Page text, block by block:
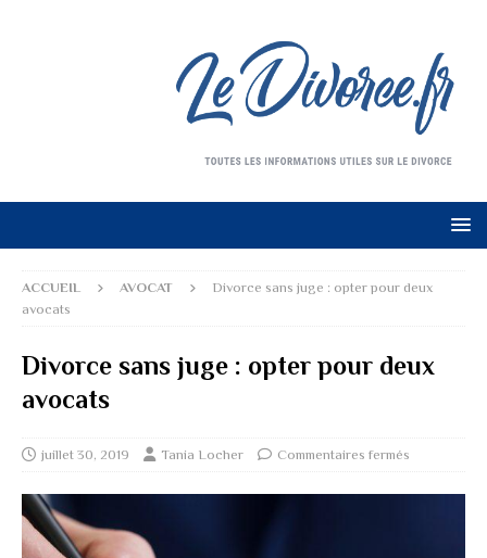
ACCUEIL AVOCAT
Divorce sans juge : opter pour deux
avocats
Divorce sans juge : opter pour deux
avocats
juillet 30, 2019 Tania Locher Commentaires fermés